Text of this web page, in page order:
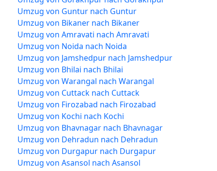
Umzug von Guntur nach Guntur
Umzug von Bikaner nach Bikaner
Umzug von Amravati nach Amravati
Umzug von Noida nach Noida
Umzug von Jamshedpur nach Jamshedpur
Umzug von Bhilai nach Bhilai
Umzug von Warangal nach Warangal
Umzug von Cuttack nach Cuttack
Umzug von Firozabad nach Firozabad
Umzug von Kochi nach Kochi
Umzug von Bhavnagar nach Bhavnagar
Umzug von Dehradun nach Dehradun
Umzug von Durgapur nach Durgapur
Umzug von Asansol nach Asansol